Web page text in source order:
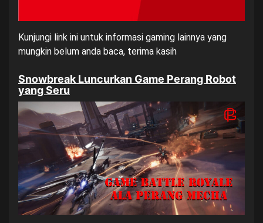
Kunjungi link ini untuk informasi gaming lainnya yang
mungkin belum anda baca, terima kasih
Snowbreak Luncurkan Game Perang Robot
yang Seru